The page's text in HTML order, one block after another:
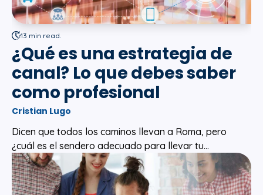
13 min read.
¿Qué es una estrategia de
canal? Lo que debes saber
como profesional
Cristian Lugo
Dicen que todos los caminos llevan a Roma, pero
¿cuál es el sendero adecuado para llevar tu...